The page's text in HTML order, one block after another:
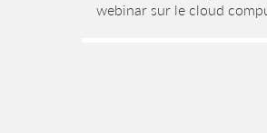
webinar sur le cloud